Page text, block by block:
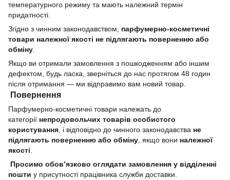
температурного режиму та мають належний термін
придатності.
Згідно з чинним законодавством, парфумерно-косметичні
товари належної якості не підлягають поверненню або
обміну.
Якщо ви отримали замовлення з пошкодженням або іншим
дефектом, будь ласка, зверніться до нас протягом 48 годин
після отримання — ми відправимо вам новий товар.
Повернення
Парфумерно-косметичні товари належать до
категорії непродовольчих товарів особистого
користування, і відповідно до чинного законодавства не
підлягають поверненню або обміну, якщо вони належної
якості.
Просимо обов’язково оглядати замовлення у відділенні
пошти у присутності працівника служби доставки.